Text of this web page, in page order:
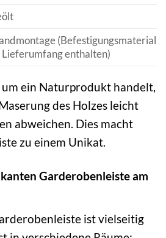
(Befestigungsmaterial
Lieferumfang enthalten)
um ein Naturprodukt handelt,
des Holzes leicht
abweichen. Dies macht
zu einem Unikat.
Garderobenleiste am
ist vielseitig